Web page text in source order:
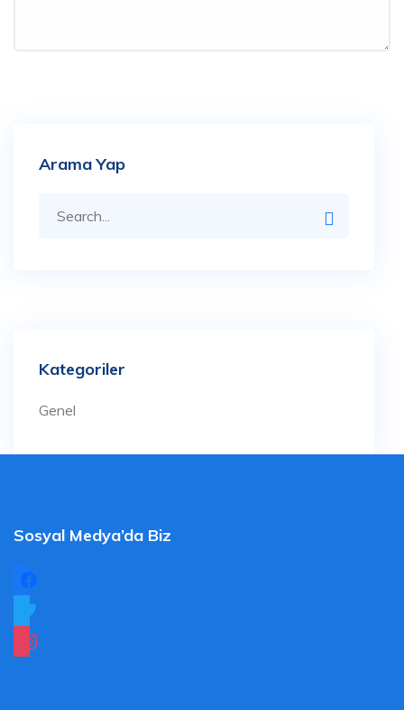
Arama Yap
Kategoriler
Genel
Sosyal Medya’da Biz